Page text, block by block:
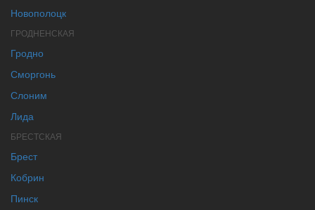
Новополоцк
ГРОДНЕНСКАЯ
Гродно
Сморгонь
Слоним
Лида
БРЕСТСКАЯ
Брест
Кобрин
Пинск